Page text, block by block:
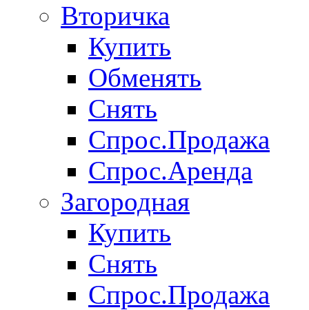
Вторичка
Купить
Обменять
Снять
Спрос.Продажа
Спрос.Аренда
Загородная
Купить
Снять
Спрос.Продажа